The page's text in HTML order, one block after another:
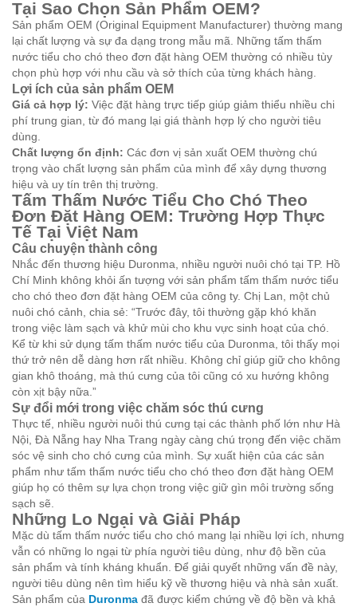
Tại Sao Chọn Sản Phẩm OEM?
Sản phẩm OEM (Original Equipment Manufacturer) thường mang
lại chất lượng và sự đa dạng trong mẫu mã. Những tấm thấm
nước tiểu cho chó theo đơn đặt hàng OEM thường có nhiều tùy
chọn phù hợp với nhu cầu và sở thích của từng khách hàng.
Lợi ích của sản phẩm OEM
Giá cả hợp lý: Việc đặt hàng trực tiếp giúp giảm thiểu nhiều chi
phí trung gian, từ đó mang lại giá thành hợp lý cho người tiêu
dùng.
Chất lượng ổn định: Các đơn vị sản xuất OEM thường chú
trọng vào chất lượng sản phẩm của mình để xây dựng thương
hiệu và uy tín trên thị trường.
Tấm Thấm Nước Tiểu Cho Chó Theo
Đơn Đặt Hàng OEM: Trường Hợp Thực
Tế Tại Việt Nam
Câu chuyện thành công
Nhắc đến thương hiệu Duronma, nhiều người nuôi chó tại TP. Hồ
Chí Minh không khỏi ấn tượng với sản phẩm tấm thấm nước tiểu
cho chó theo đơn đặt hàng OEM của công ty. Chị Lan, một chủ
nuôi chó cảnh, chia sẻ: “Trước đây, tôi thường gặp khó khăn
trong việc làm sạch và khử mùi cho khu vực sinh hoạt của chó.
Kể từ khi sử dụng tấm thấm nước tiểu của Duronma, tôi thấy mọi
thứ trở nên dễ dàng hơn rất nhiều. Không chỉ giúp giữ cho không
gian khô thoáng, mà thú cưng của tôi cũng có xu hướng không
còn xịt bậy nữa.”
Sự đổi mới trong việc chăm sóc thú cưng
Thực tế, nhiều người nuôi thú cưng tại các thành phố lớn như Hà
Nội, Đà Nẵng hay Nha Trang ngày càng chú trọng đến việc chăm
sóc vệ sinh cho chó cưng của mình. Sự xuất hiện của các sản
phẩm như tấm thấm nước tiểu cho chó theo đơn đặt hàng OEM
giúp họ có thêm sự lựa chọn trong việc giữ gìn môi trường sống
sạch sẽ.
Những Lo Ngại và Giải Pháp
Mặc dù tấm thấm nước tiểu cho chó mang lại nhiều lợi ích, nhưng
vẫn có những lo ngại từ phía người tiêu dùng, như độ bền của
sản phẩm và tính kháng khuẩn. Để giải quyết những vấn đề này,
người tiêu dùng nên tìm hiểu kỹ về thương hiệu và nhà sản xuất.
Sản phẩm của Duronma đã được kiểm chứng về độ bền và khả